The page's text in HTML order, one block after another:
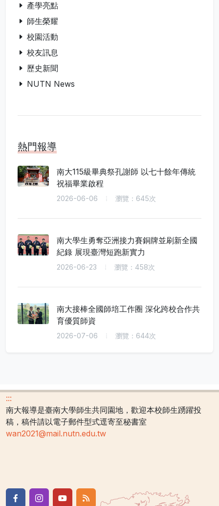
產學亮點
師生榮耀
校園活動
校友訊息
歷史新聞
NUTN News
熱門報導
南大115級畢典祭孔謝師 以七十餘年傳統
祝福畢業啟程
2026-06-06 瀏覽：645次
南大學生勇奪亞洲接力賽銅牌並刷新全國
紀錄 展現臺灣短跑新實力
2026-06-23 瀏覽：458次
南大接棒全國師培工作圈 深化跨校合作共
育優質師資
2026-07-06 瀏覽：644次
:::
南大報導是臺南大學師生共同園地，歡迎本校師生踴躍投
稿，稿件請以電子郵件型式逕寄至秘書室
wan2021@mail.nutn.edu.tw